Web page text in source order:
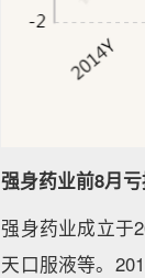
强身药业前8月
强身药业成立于
天口服液等。